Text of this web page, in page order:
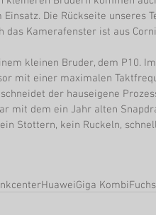
Die Rückseite unseres
Kamerafenster ist aus
kleinen Bruder, dem P10.
mit einer maximalen
der hauseigene
mit dem ein Jahr alten
Stottern, kein Ruckeln,
HuaweiGiga KombiFuchs